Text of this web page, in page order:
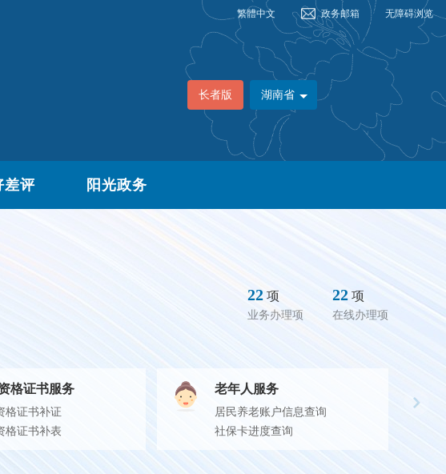
繁體中文 政务邮箱 无障碍浏览
长者版 湖南省
差评 阳光政务
22 项
业务办理项
22 项
在线办理项
格证书服务
格证书补证
格证书补表
老年人服务
居民养老账户信息查询
社保卡进度查询